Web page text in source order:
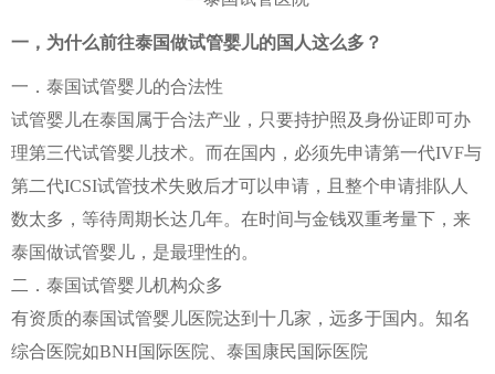
一，为什么前往泰国做试管婴儿的国人这么多？
一．泰国试管婴儿的合法性
试管婴儿在泰国属于合法产业，只要持护照及身份证即可办
理第三代试管婴儿技术。而在国内，必须先申请第一代IVF与
第二代ICSI试管技术失败后才可以申请，且整个申请排队人
数太多，等待周期长达几年。在时间与金钱双重考量下，来
泰国做试管婴儿，是最理性的。
二．泰国试管婴儿机构众多
有资质的泰国试管婴儿医院达到十几家，远多于国内。知名
综合医院如BNH国际医院、泰国康民国际医院